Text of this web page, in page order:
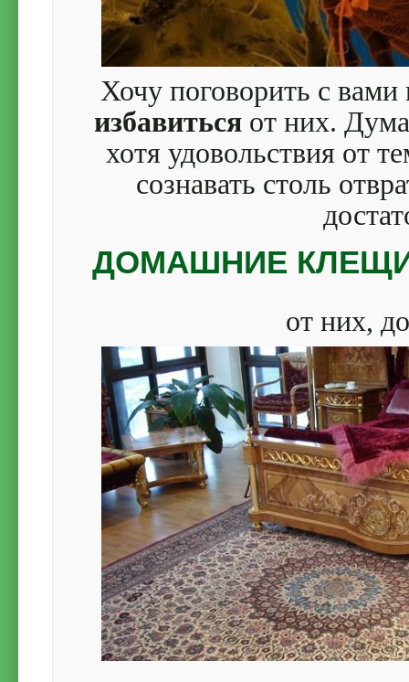
Хочу поговорить с
избавитьсяот них.
хотя удовольствия от
сознавать столь
ДОМАШНИЕ
от них,